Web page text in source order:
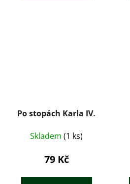
Po stopách Karla IV.
Skladem (1 ks)
79 Kč